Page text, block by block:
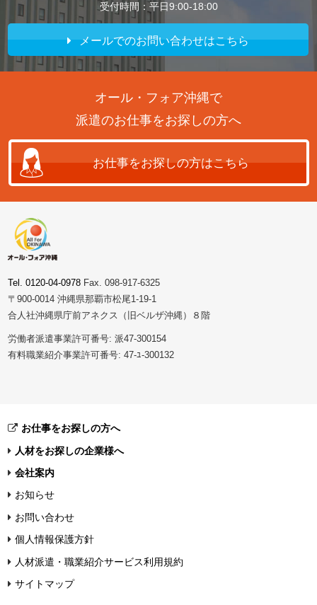
受付時間：平日9:00-18:00
メールでのお問い合わせはこちら
オール・フォア沖縄で
派遣のお仕事をお探しの方へ
お仕事をお探しの方はこちら
Tel. 0120-04-0978 Fax. 098-917-6325
〒900-0014 沖縄県那覇市松尾1-19-1
合人社沖縄県庁前アネクス（旧ベルザ沖縄）８階
労働者派遣事業許可番号: 派47-300154
有料職業紹介事業許可番号: 47-ﾕ-300132
お仕事をお探しの方へ
人材をお探しの企業様へ
会社案内
お知らせ
お問い合わせ
個人情報保護方針
人材派遣・職業紹介サービス利用規約
サイトマップ